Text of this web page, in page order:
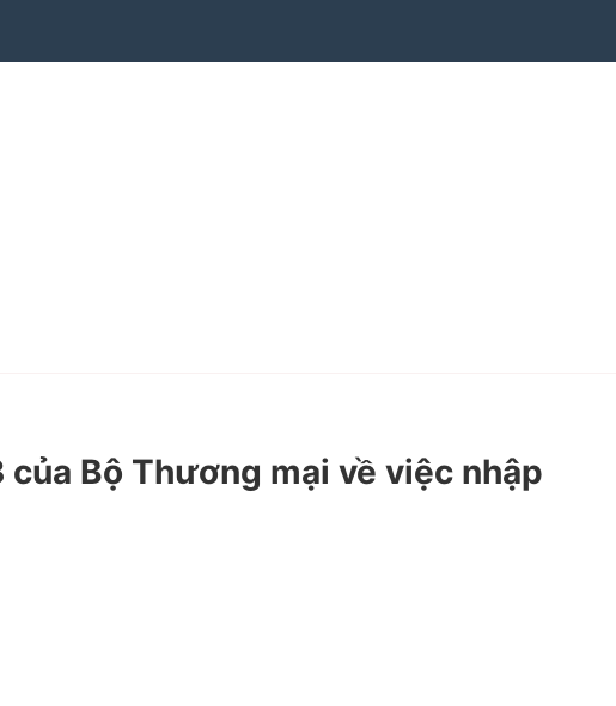
Bộ Thương mại về việc nhập